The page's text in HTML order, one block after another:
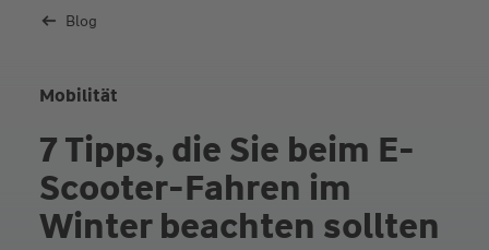
Blog
Mobilität
7 Tipps, die Sie beim E-
Scooter-Fahren im
Winter beachten sollten